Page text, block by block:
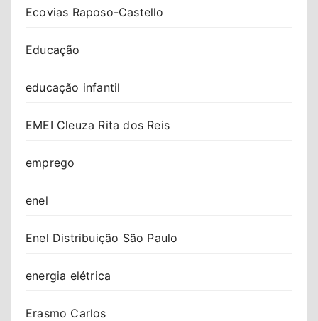
Ecovias Raposo-Castello
Educação
educação infantil
EMEI Cleuza Rita dos Reis
emprego
enel
Enel Distribuição São Paulo
energia elétrica
Erasmo Carlos